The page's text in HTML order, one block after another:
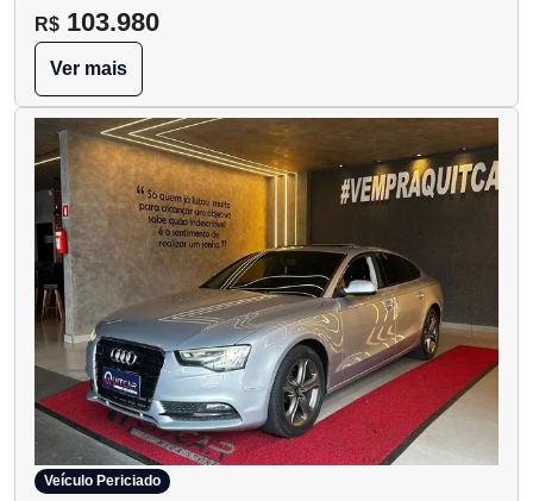
R$ 103.980
Ver mais
Veículo Periciado